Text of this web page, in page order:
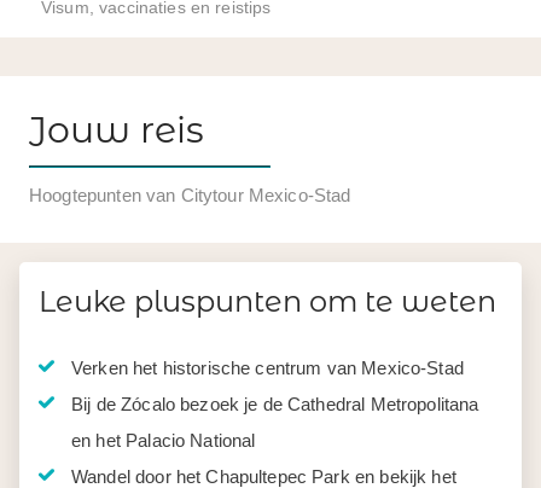
Visum, vaccinaties en reistips
Jouw reis
Hoogtepunten van Citytour Mexico-Stad
Leuke pluspunten om te weten
Verken het historische centrum van Mexico-Stad
Bij de Zócalo bezoek je de Cathedral Metropolitana
en het Palacio National
Wandel door het Chapultepec Park en bekijk het